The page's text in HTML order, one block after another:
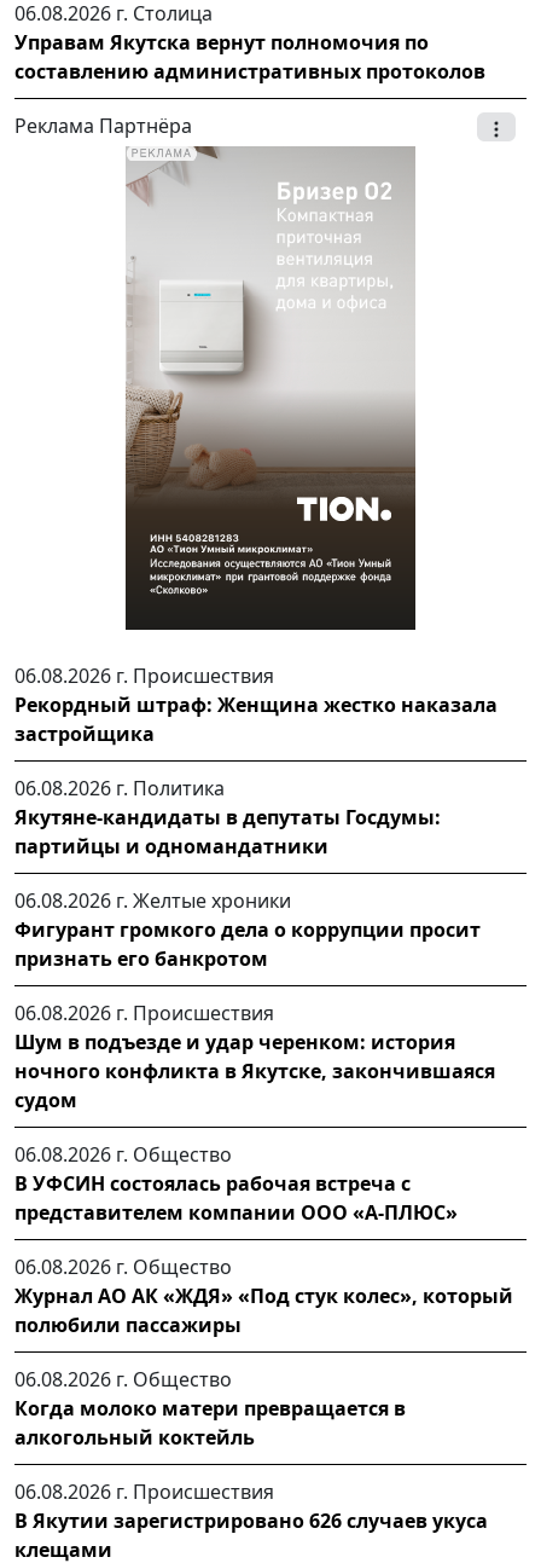
06.08.2026 г. Столица
Управам Якутска вернут полномочия по
составлению административных протоколов
Реклама Партнёра
06.08.2026 г. Происшествия
Рекордный штраф: Женщина жестко наказала
застройщика
06.08.2026 г. Политика
Якутяне-кандидаты в депутаты Госдумы:
партийцы и одномандатники
06.08.2026 г. Желтые хроники
Фигурант громкого дела о коррупции просит
признать его банкротом
06.08.2026 г. Происшествия
Шум в подъезде и удар черенком: история
ночного конфликта в Якутске, закончившаяся
судом
06.08.2026 г. Общество
В УФСИН состоялась рабочая встреча с
представителем компании ООО «А-ПЛЮС»
06.08.2026 г. Общество
Журнал АО АК «ЖДЯ» «Под стук колес», который
полюбили пассажиры
06.08.2026 г. Общество
Когда молоко матери превращается в
алкогольный коктейль
06.08.2026 г. Происшествия
В Якутии зарегистрировано 626 случаев укуса
клещами